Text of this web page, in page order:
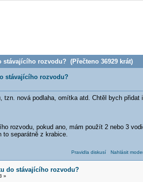
rozvodu? (Přečteno 36929 krát)
stávajícího rozvodu?
tzn. nová podlaha, omítka atd. Chtěl bych
rozvodu, pokud ano, mám použít 2 nebo 3
to separátně z krabice.
Pravidla diskusí Nahlásit
do stávajícího rozvodu?
»